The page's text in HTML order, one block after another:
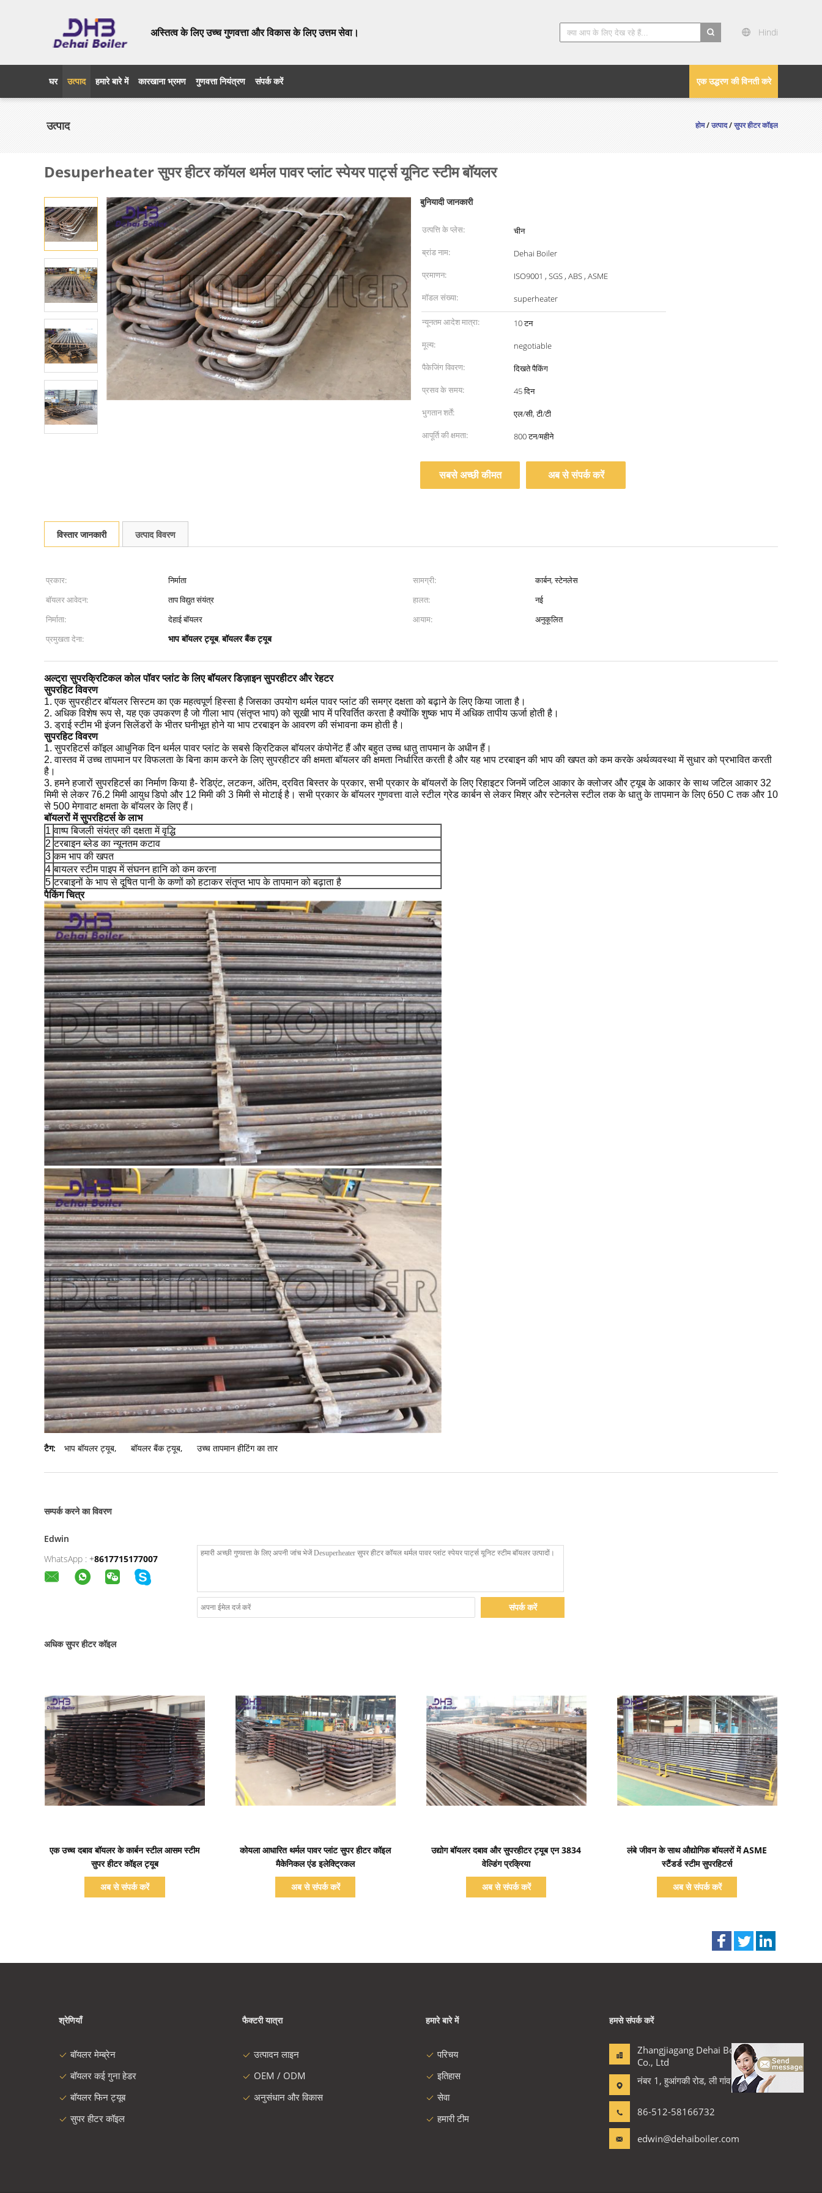
अस्तित्व के लिए उच्च गुणवत्ता और विकास के लिए उत्तम सेवा। Hindi
एक उद्धरण की विनती करे
घर उत्पाद हमारे बारे में कारखाना भ्रमण गुणवत्ता नियंत्रण संपर्क करें
उत्पाद होम/उत्पाद/सुपर हीटर कॉइल
Desuperheater सुपर हीटर कॉयल थर्मल पावर प्लांट स्पेयर पार्ट्स यूनिट स्टीम बॉयलर
बुनियादी जानकारी
उत्पत्ति के प्लेस:
चीन
ब्रांड नाम:
Dehai Boiler
प्रमाणन:
ISO9001 , SGS , ABS , ASME
मॉडल संख्या:
superheater
न्यूनतम आदेश मात्रा:
10 टन
मूल्य:
negotiable
पैकेजिंग विवरण:
दिखते पैकिंग
प्रसव के समय:
45 दिन
भुगतान शर्तें:
एल/सी, टी/टी
आपूर्ति की क्षमता:
800 टन/महीने
सबसे अच्छी कीमत अब से संपर्क करें
विस्तार जानकारी उत्पाद विवरण
प्रकार: निर्माता सामग्री:
कार्बन, स्टेनलेस
बॉयलर आवेदन:
ताप विद्युत संयंत्र हालत:
नई
निर्माता:
देहाई बॉयलर आयाम:
अनुकूलित
प्रमुखता देना:
भाप बॉयलर ट्यूब,बॉयलर बैंक ट्यूब
अल्ट्रा सुपरक्रिटिकल कोल पॉवर प्लांट के लिए बॉयलर डिज़ाइन सुपरहीटर और रेहटर
सुपरहिट विवरण
1. एक सुपरहीटर बॉयलर सिस्टम का एक महत्वपूर्ण हिस्सा है जिसका उपयोग थर्मल पावर प्लांट की समग्र दक्षता को बढ़ाने के लिए किया जाता है।
2. अधिक विशेष रूप से, यह एक उपकरण है जो गीला भाप (संतृप्त भाप) को सूखी भाप में परिवर्तित करता है क्योंकि शुष्क भाप में अधिक तापीय ऊर्जा होती है।
3. ड्राई स्टीम भी इंजन सिलेंडरों के भीतर घनीभूत होने या भाप टरबाइन के आवरण की संभावना कम होती है।
सुपरहिट विवरण
1. सुपरहिटर्स कॉइल आधुनिक दिन थर्मल पावर प्लांट के सबसे क्रिटिकल बॉयलर कंपोनेंट हैं और बहुत उच्च धातु तापमान के अधीन हैं।
2. वास्तव में उच्च तापमान पर विफलता के बिना काम करने के लिए सुपरहीटर की क्षमता बॉयलर की क्षमता निर्धारित करती है और यह भाप टरबाइन की भाप की खपत को कम करके अर्थव्यवस्था में सुधार को प्रभावित करती
है।
3. हमने हजारों सुपरहिटर्स का निर्माण किया है- रेडिएंट, लटकन, अंतिम, द्रवित बिस्तर के प्रकार, सभी प्रकार के बॉयलरों के लिए रिहाइटर जिनमें जटिल आकार के क्लोजर और ट्यूब के आकार के साथ जटिल आकार 32
मिमी से लेकर 76.2 मिमी आयुध डिपो और 12 मिमी की 3 मिमी से मोटाई है। सभी प्रकार के बॉयलर गुणवत्ता वाले स्टील ग्रेड कार्बन से लेकर मिश्र और स्टेनलेस स्टील तक के धातु के तापमान के लिए 650 C तक और 10
से 500 मेगावाट क्षमता के बॉयलर के लिए हैं।
बॉयलरों में सुपरहिटर्स के लाभ
1 वाष्प बिजली संयंत्र की दक्षता में वृद्धि
2 टरबाइन ब्लेड का न्यूनतम कटाव
3 कम भाप की खपत
4 बायलर स्टीम पाइप में संघनन हानि को कम करना
5 टरबाइनों के भाप से दूषित पानी के कणों को हटाकर संतृप्त भाप के तापमान को बढ़ाता है
पैकिंग चित्र
टैग: भाप बॉयलर ट्यूब, बॉयलर बैंक ट्यूब, उच्च तापमान हीटिंग का तार
सम्पर्क करने का विवरण
Edwin
WhatsApp : +8617715177007
संपर्क करें
अधिक सुपर हीटर कॉइल
प्रदर्शन का विवरण
एक उच्च दबाव बॉयलर के कार्बन स्टील आसम स्टीम
सुपर हीटर कॉइल ट्यूब
अब से संपर्क करें
प्रदर्शन का विवरण
कोयला आधारित थर्मल पावर प्लांट सुपर हीटर कॉइल
मैकेनिकल एंड इलेक्ट्रिकल
अब से संपर्क करें
प्रदर्शन का विवरण
उद्योग बॉयलर दबाव और सुपरहीटर ट्यूब एन 3834
वेल्डिंग प्रक्रिया
अब से संपर्क करें
प्रदर्शन का विवरण
लंबे जीवन के साथ औद्योगिक बॉयलरों में ASME
स्टैंडर्ड स्टीम सुपरहिटर्स
अब से संपर्क करें
श्रेणियाँ
बॉयलर मेम्ब्रेन
बॉयलर कई गुना हेडर
बॉयलर फिन ट्यूब
सुपर हीटर कॉइल
फैक्टरी यात्रा
उत्पादन लाइन
OEM / ODM
अनुसंधान और विकास
हमारे बारे में
परिचय
इतिहास
सेवा
हमारी टीम
हमसे संपर्क करें
Zhangjiagang Dehai Boiler
Co., Ltd
नंबर 1, हुआंगकी रोड, ली गांव
86-512-58166732
edwin@dehaiboiler.com